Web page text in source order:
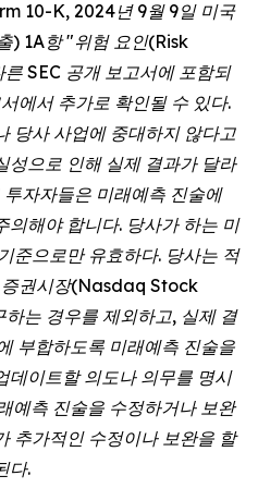
10-K, 2024년 9월 9일 미국
) 1A항 "위험 요인(Risk
SEC 공개 보고서에 포함되
에서 추가로 확인될 수 있다.
당사 사업에 중대하지 않다고
성으로 인해 실제 결과가 달라
자자들은 미래예측 진술에
의해야 합니다. 당사가 하는 미
준으로만 유효하다. 당사는 적
증권시장(Nasdaq Stock
는 경우를 제외하고, 실제 결
부합하도록 미래예측 진술을
데이트할 의도나 의무를 명시
예측 진술을 수정하거나 보완
추가적인 수정이나 보완을 할
다.